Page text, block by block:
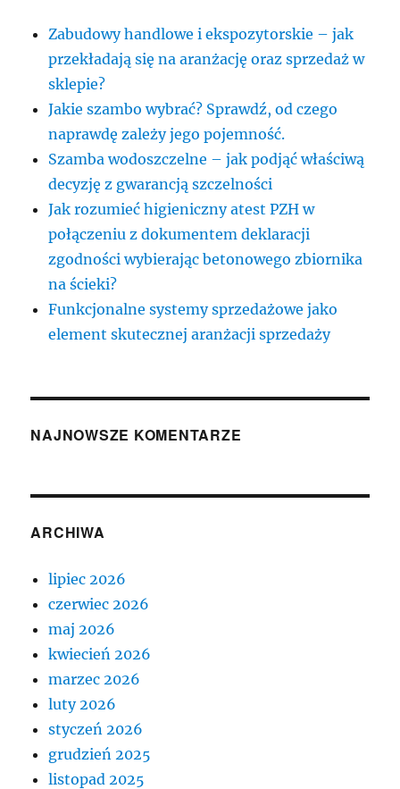
Zabudowy handlowe i ekspozytorskie – jak
przekładają się na aranżację oraz sprzedaż w
sklepie?
Jakie szambo wybrać? Sprawdź, od czego
naprawdę zależy jego pojemność.
Szamba wodoszczelne – jak podjąć właściwą
decyzję z gwarancją szczelności
Jak rozumieć higieniczny atest PZH w
połączeniu z dokumentem deklaracji
zgodności wybierając betonowego zbiornika
na ścieki?
Funkcjonalne systemy sprzedażowe jako
element skutecznej aranżacji sprzedaży
NAJNOWSZE KOMENTARZE
ARCHIWA
lipiec 2026
czerwiec 2026
maj 2026
kwiecień 2026
marzec 2026
luty 2026
styczeń 2026
grudzień 2025
listopad 2025